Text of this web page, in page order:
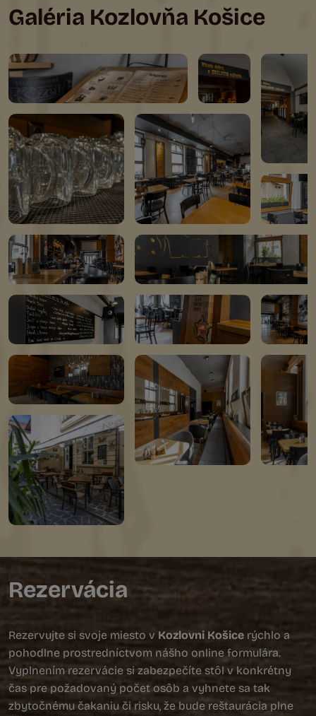
Galéria Kozlovňa Košice
Rezervácia
Rezervujte si svoje miesto v Kozlovni Košice rýchlo a
pohodlne prostredníctvom nášho online formulára.
Vyplnením rezervácie si zabezpečíte stôl v konkrétny
čas pre požadovaný počet osôb a vyhnete sa tak
zbytočnému čakaniu či risku, že bude reštaurácia plne